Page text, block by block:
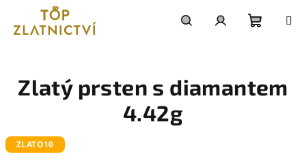
obsah
košík
Zlatý prsten s diamantem
4.42g
ZLATO10